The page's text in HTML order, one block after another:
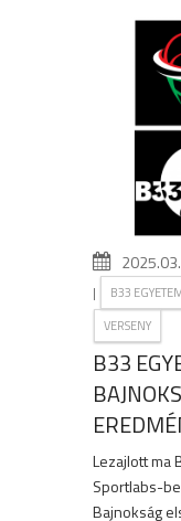
| B33
VERSENY
B33
Lezajlott ma
Sportlabs-
Bajnokság